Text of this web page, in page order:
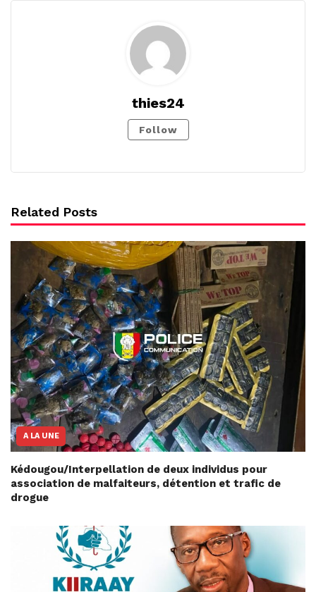
thies24
Follow
Related Posts
A LA UNE
Kédougou/Interpellation de deux individus pour
association de malfaiteurs, détention et trafic de
drogue